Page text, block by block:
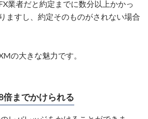
業者だと約定までに数分以上かかっ
ますし、約定そのものがされない場合
の大きな魅力です。
倍までかけられる